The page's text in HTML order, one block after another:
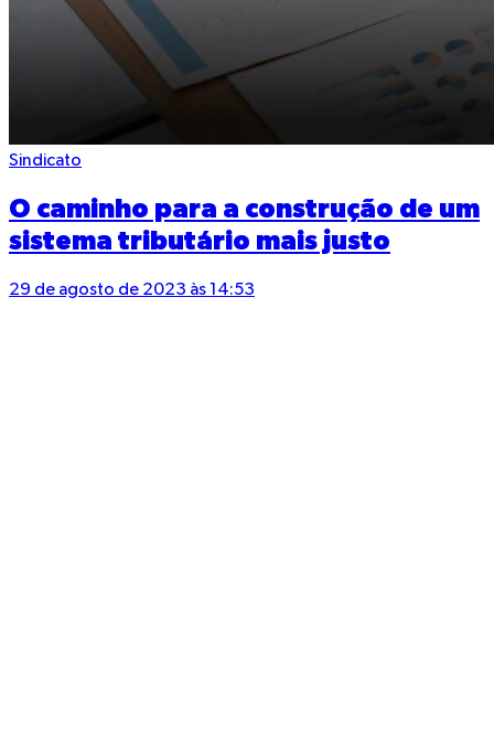
Sindicato
O caminho para a construção de um
sistema tributário mais justo
29 de agosto de 2023 às 14:53